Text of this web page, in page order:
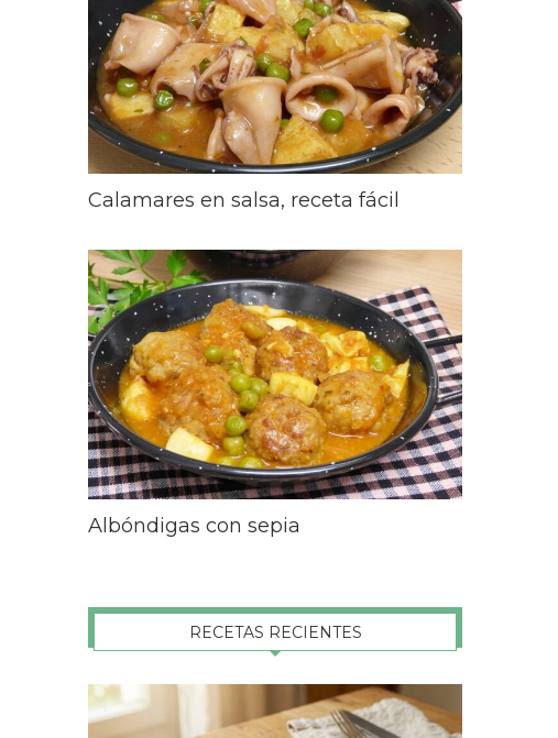
Calamares en salsa, receta fácil
Albóndigas con sepia
RECETAS RECIENTES